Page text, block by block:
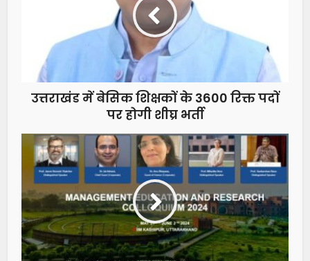
उत्तराखंड में बेसिक शिक्षकों के 3600 रिक्त पदों
पर होगी शीघ्र भर्ती